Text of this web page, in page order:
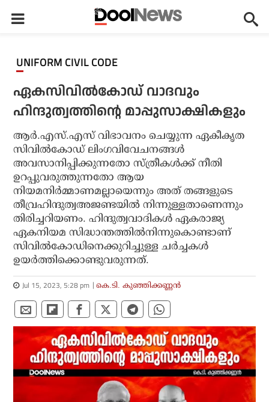
UNIFORM CIVIL CODE
ഏകസിവില്‍കോഡ് വാദവും
ഹിന്ദുത്വത്തിന്റെ മാപ്പുസാക്ഷികളും
ആര്‍.എസ്.എസ് വിഭാവനം ചെയ്യുന്ന ഏകീകൃത
സിവില്‍കോഡ് ലിംഗവിവേചനങ്ങള്‍
അവസാനിപ്പിക്കുന്നതോ സ്ത്രീകള്‍ക്ക് നീതി
ഉറപ്പുവരുത്തുന്നതോ ആയ
നിയമനിര്‍മ്മാണമല്ലായെന്നും അത് തങ്ങളുടെ
തീവ്രഹിന്ദുത്വഅജണ്ടയില്‍ നിന്നുള്ളതാണെന്നും
തിരിച്ചറിയണം. ഹിന്ദുത്വവാദികള്‍ ഏകരാജ്യ
ഏകനിയമ സിദ്ധാന്തത്തില്‍നിന്നുകൊണ്ടാണ്
സിവില്‍കോഡിനെക്കുറിച്ചുള്ള ചര്‍ച്ചകള്‍
ഉയര്‍ത്തിക്കൊണ്ടുവരുന്നത്.
Jul 15, 2023, 5:28 pm കെ.ടി. കുഞ്ഞിക്കണ്ണന്‍